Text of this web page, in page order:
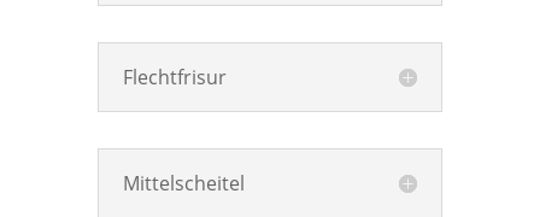
Flechtfrisur
Mittelscheitel